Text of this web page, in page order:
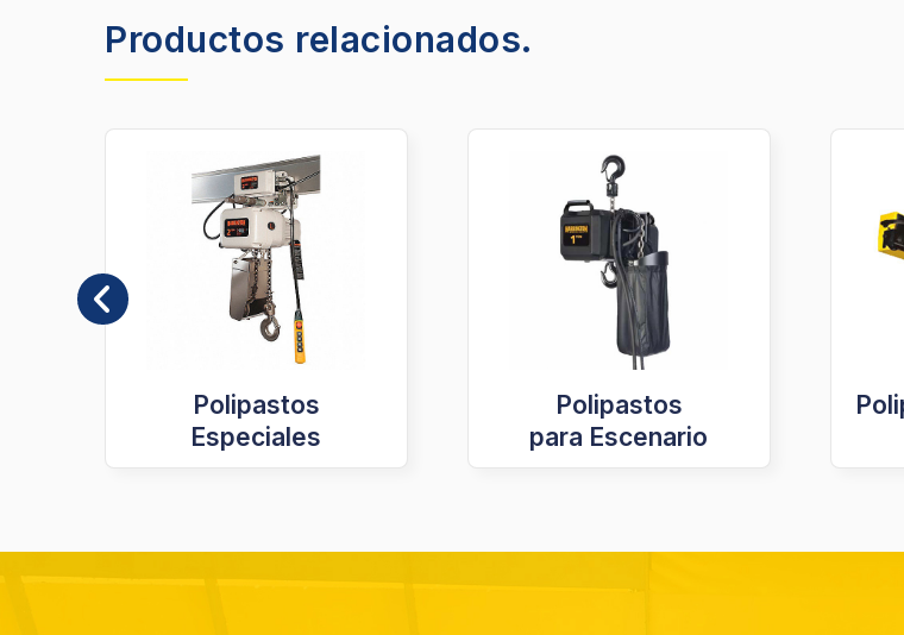
Productos relacionados.
Polipastos
Especiales
Polipastos
para Escenario